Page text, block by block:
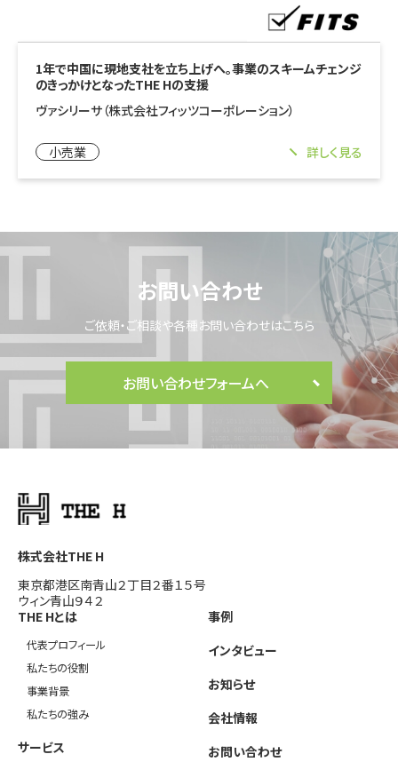
1年で中国に現地支社を立ち上げへ。事業のスキームチェンジ
のきっかけとなったTHE Hの支援
ヴァシリーサ（株式会社フィッツコーポレーション）
小売業 詳しく見る
お問い合わせ
ご依頼・ご相談や各種お問い合わせはこちら
お問い合わせフォームへ
株式会社THE H
東京都港区南青山２丁目２番１５号
ウィン青山９４２
THE Hとは
代表プロフィール
私たちの役割
事業背景
私たちの強み
サービス
事例
インタビュー
お知らせ
会社情報
お問い合わせ